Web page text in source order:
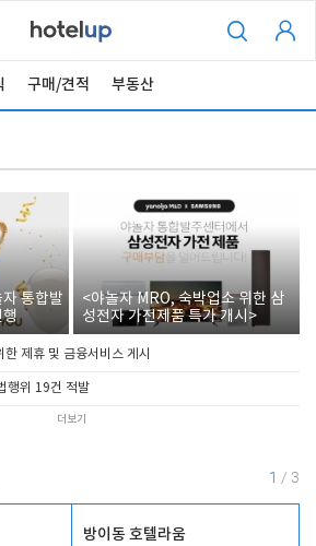
구매/견적 부동산
통합발
행
<야놀자 MRO, 숙박업소 위한 삼
성전자 가전제품 특가 개시>
제휴 및 금융서비스 게시
행위 19건 적발
더보기
1 / 3
방이동 호텔라움